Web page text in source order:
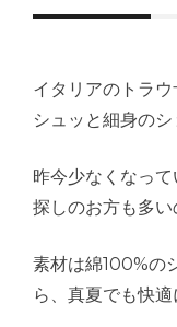
イタリアのトラ
シュッと細身のシ
昨今少なくなっ
探しのお方も多い
素材は綿100%の
ら、真夏でも快適